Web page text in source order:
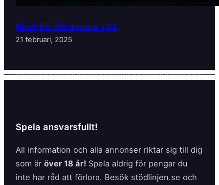
Klart för åttondelar i CL
21 februari, 2025
Spela ansvarsfullt!
All information och alla annonser riktar sig till dig
som är över 18 år! Spela aldrig för pengar du
inte har råd att förlora. Besök stödlinjen.se och